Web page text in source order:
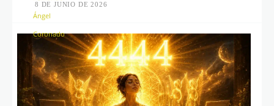
8 DE JUNIO DE 2026